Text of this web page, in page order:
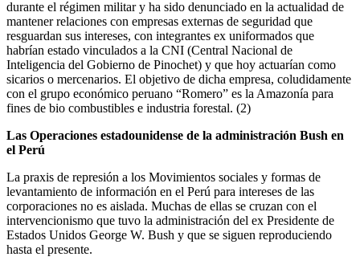
durante el régimen militar y ha sido denunciado en la actualidad de
mantener relaciones con empresas externas de seguridad que
resguardan sus intereses, con integrantes ex uniformados que
habrían estado vinculados a la CNI (Central Nacional de
Inteligencia del Gobierno de Pinochet) y que hoy actuarían como
sicarios o mercenarios. El objetivo de dicha empresa, coludidamente
con el grupo económico peruano “Romero” es la Amazonía para
fines de bio combustibles e industria forestal. (2)
Las Operaciones estadounidense de la administración Bush en
el Perú
La praxis de represión a los Movimientos sociales y formas de
levantamiento de información en el Perú para intereses de las
corporaciones no es aislada. Muchas de ellas se cruzan con el
intervencionismo que tuvo la administración del ex Presidente de
Estados Unidos George W. Bush y que se siguen reproduciendo
hasta el presente.